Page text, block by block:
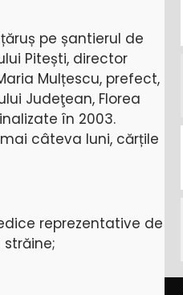
pe șantierul de
Pitești, director
Mulțescu, prefect,
Judeţean, Florea
în 2003.
câteva luni, cărțile
reprezentative de